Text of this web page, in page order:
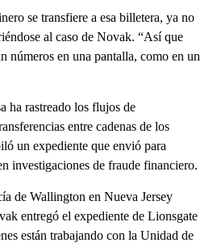
se transfiere a esa billetera, ya no
al caso de Novak. “Así que
números en una pantalla, como en un
ha rastreado los flujos de
entre cadenas de los
un expediente que envió para
investigaciones de fraude financiero.
de Wallington en Nueva Jersey
entregó el expediente de Lionsgate
están trabajando con la Unidad de